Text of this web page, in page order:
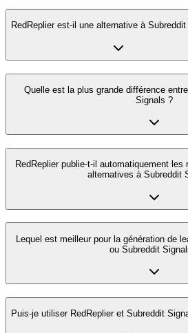
RedReplier est-il une alternative à
Quelle est la plus grande différence
Signals ?
RedReplier publie-t-il automatiquement
alternatives à Subreddit
Lequel est meilleur pour la génération de
ou Subreddit
Puis-je utiliser RedReplier et Subreddit